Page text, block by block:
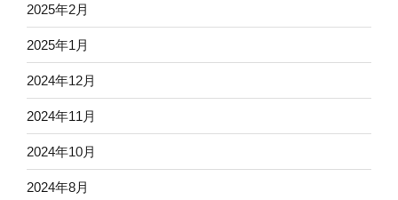
2025年2月
2025年1月
2024年12月
2024年11月
2024年10月
2024年8月